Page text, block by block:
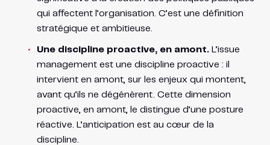
qui affectent l’organisation. C’est une définition
stratégique et ambitieuse.
Une discipline proactive, en amont.L’issue
management est une discipline proactive : il
intervient en amont, sur les enjeux qui montent,
avant qu’ils ne dégénèrent. Cette dimension
proactive, en amont, le distingue d’une posture
réactive. L’anticipation est au cœur de la
discipline.